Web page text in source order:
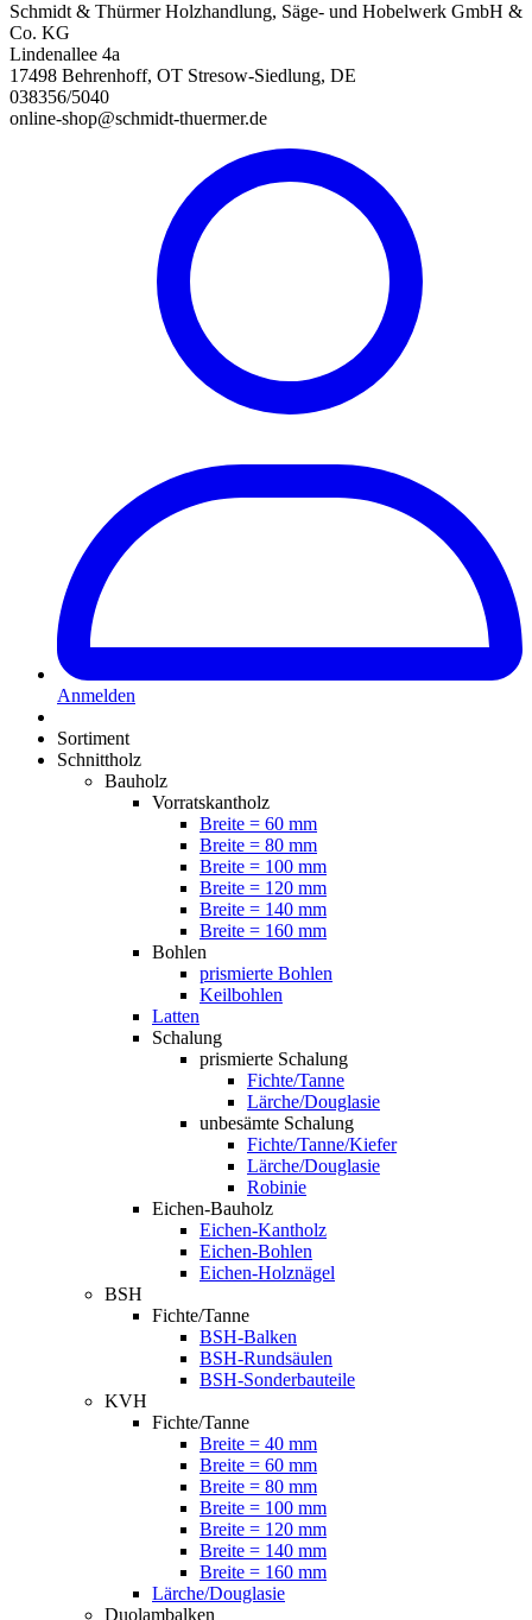
Schmidt & Thürmer Holzhandlung, Säge- und Hobelwerk GmbH &
Co. KG
Lindenallee 4a
17498 Behrenhoff, OT Stresow-Siedlung, DE
038356/5040
online-shop@schmidt-thuermer.de
Anmelden
Sortiment
Schnittholz
Bauholz
Vorratskantholz
Breite = 60 mm
Breite = 80 mm
Breite = 100 mm
Breite = 120 mm
Breite = 140 mm
Breite = 160 mm
Bohlen
prismierte Bohlen
Keilbohlen
Latten
Schalung
prismierte Schalung
Fichte/Tanne
Lärche/Douglasie
unbesämte Schalung
Fichte/Tanne/Kiefer
Lärche/Douglasie
Robinie
Eichen-Bauholz
Eichen-Kantholz
Eichen-Bohlen
Eichen-Holznägel
BSH
Fichte/Tanne
BSH-Balken
BSH-Rundsäulen
BSH-Sonderbauteile
KVH
Fichte/Tanne
Breite = 40 mm
Breite = 60 mm
Breite = 80 mm
Breite = 100 mm
Breite = 120 mm
Breite = 140 mm
Breite = 160 mm
Lärche/Douglasie
Duolambalken